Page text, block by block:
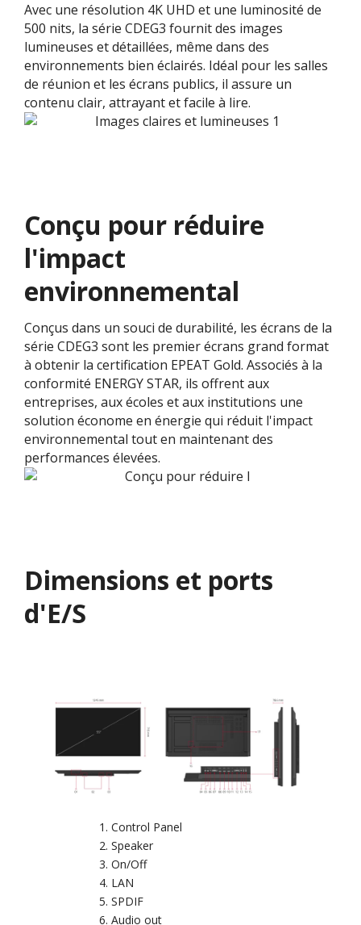
Avec une résolution 4K UHD et une luminosité de
500 nits, la série CDEG3 fournit des images
lumineuses et détaillées, même dans des
environnements bien éclairés. Idéal pour les salles
de réunion et les écrans publics, il assure un
contenu clair, attrayant et facile à lire.
Conçu pour réduire
l'impact
environnemental
Conçus dans un souci de durabilité, les écrans de la
série CDEG3 sont les premier écrans grand format
à obtenir la certification EPEAT Gold. Associés à la
conformité ENERGY STAR, ils offrent aux
entreprises, aux écoles et aux institutions une
solution économe en énergie qui réduit l'impact
environnemental tout en maintenant des
performances élevées.
Dimensions et ports
d'E/S
Control Panel
Speaker
On/Off
LAN
SPDIF
Audio out